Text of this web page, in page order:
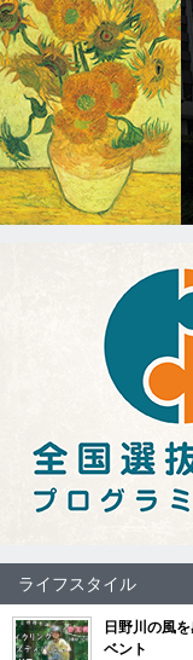
ライフスタイル
日野川の風
ベント